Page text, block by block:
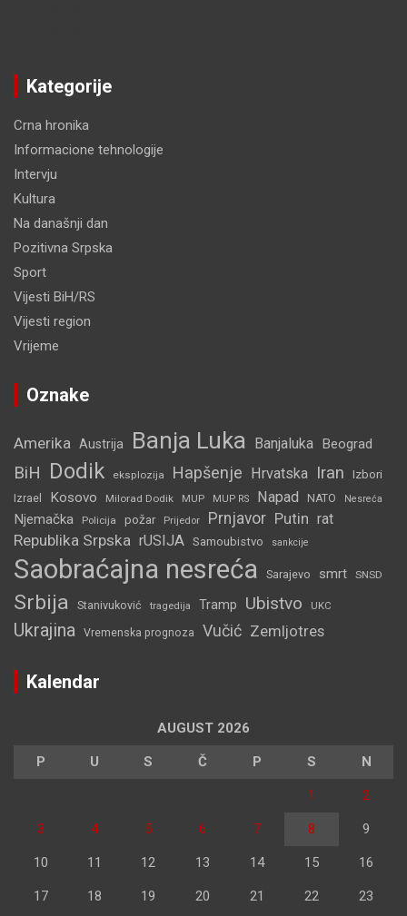
Kategorije
Crna hronika
Informacione tehnologije
Intervju
Kultura
Na današnji dan
Pozitivna Srpska
Sport
Vijesti BiH/RS
Vijesti region
Vrijeme
Oznake
Amerika Austrija Banja Luka Banjaluka Beograd
BiH Dodik eksplozija Hapšenje Hrvatska Iran Izbori
Izrael Kosovo Milorad Dodik MUP MUP RS Napad NATO Nesreća
Njemačka Policija požar Prijedor Prnjavor Putin rat
Republika Srpska rUSIJA Samoubistvo sankcije
Saobraćajna nesreća Sarajevo smrt SNSD
Srbija Stanivuković tragedija Tramp Ubistvo UKC
Ukrajina Vremenska prognoza Vučić Zemljotres
Kalendar
AUGUST 2026
P U S Č P S N
1 2
3 4 5 6 7 8 9
10 11 12 13 14 15 16
17 18 19 20 21 22 23